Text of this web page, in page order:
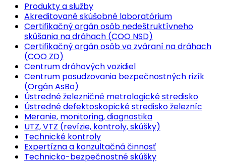
Produkty a služby
Akreditované skúšobné laboratórium
Certifikačný orgán osôb nedeštruktívneho
skúšania na dráhach (COO NSD)
Certifikačný orgán osôb vo zváraní na dráhach
(COO ZD)
Centrum dráhových vozidiel
Centrum posudzovania bezpečnostných rizík
(Orgán AsBo)
Ústredné železničné metrologické stredisko
Ústredné defektoskopické stredisko železníc
Meranie, monitoring, diagnostika
UTZ, VTZ (revízie, kontroly, skúšky)
Technické kontroly
Expertízna a konzultačná činnosť
Technicko-bezpečnostné skúšky